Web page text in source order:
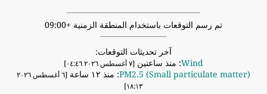
تم رسم التوقعات باستخدام المنطقة الزمنية +09:00
آخر تحديثات التوقعات:
Wind: منذ ساعتين
PM2.5 (Small particulate matter): منذ ١٢ ساعة
[٦ أغسطس ٢٠٢٦
١٨:١٣]